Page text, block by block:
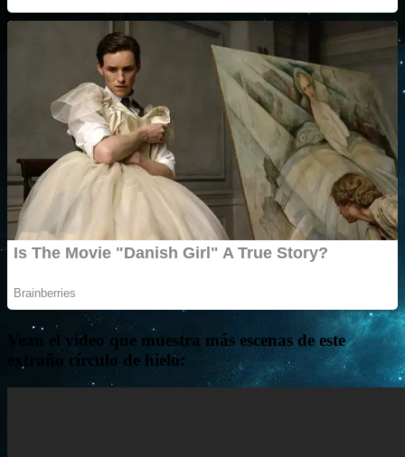
Vean el vídeo que muestra más escenas de este
extraño círculo de hielo: